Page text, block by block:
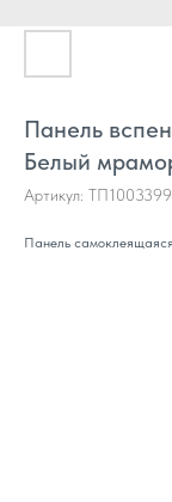
Панель
Белый
Артикул:
Панель